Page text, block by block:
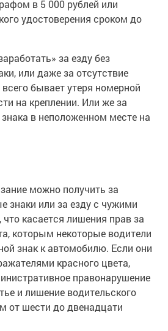
в 5 000 рублей или
удостоверения сроком до
за езду без
или даже за отсутствие
бывает утеря номерной
на креплении. Или же за
в неположенном месте на
можно получить за
знаки или за езду с чужими
касается лишения прав за
которым некоторые водители
знак к автомобилю. Если они
красного цвета,
правонарушение
и лишение водительского
от шести до двенадцати